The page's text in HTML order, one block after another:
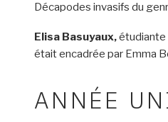
Décapodes invasifs du
Elisa Basuyaux,étudiante
était encadrée par Emma
ANNÉE